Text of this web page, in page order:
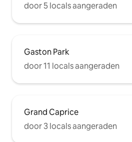
door 5 locals aangeraden
Gaston Park
door 11 locals aangeraden
Grand Caprice
door 3 locals aangeraden